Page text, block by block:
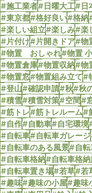
#施工業者#日曜大工#日
#東京都#格好良い#格納
#楽しい組立#楽しみ#楽
#片付け#片開きドア#物
#物置 おしゃれ#物置
#物置倉庫#物置収納#物
#物置窓#物置組み立て#
#登山#確認申請#秋#秋
#積雪#積雪対策#空間#
#筋トレ#筋トレルーム#
#自作#自動車#自宅環境
#自転車#自転車ガレージ
#自転車のある風景#自転
#自転車格納#自転車格納
#自転車置き場#若草#若
#趣味#趣味の小屋#趣味